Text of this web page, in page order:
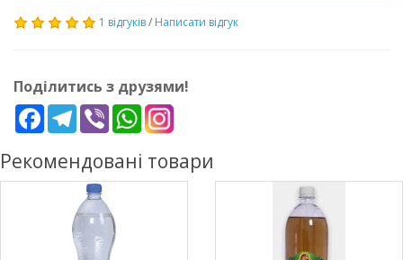
1 відгуків/ Написати відгук
Поділитись з друзями!
FacebookTelegramViber WhatsApp
Рекомендовані товари